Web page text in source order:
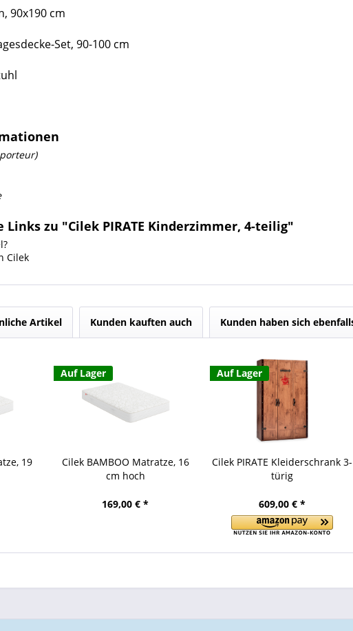
90x190 cm
Set, 90-100 cm
zu "Cilek PIRATE Kinderzimmer, 4-teilig"
Cilek
Artikel Kunden kauften auch Kunden haben sich
19
Auf Lager
Cilek BAMBOO Matratze, 16
cm hoch
169,00 € *
Auf Lager
Cilek PIRATE Kleiderschrank 3-
türig
609,00 € *